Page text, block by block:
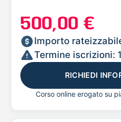
500,00 €
Importo
Termine iscrizioni:
RICHIEDI
Corso online erogato su